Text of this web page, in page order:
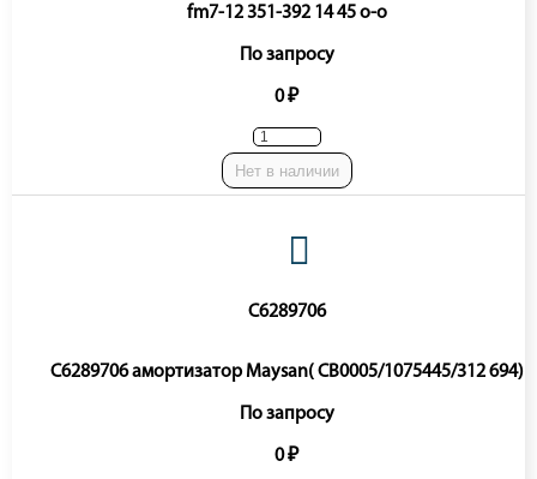
fm7-12 351-392 14 45 o-o
По запросу
0 ₽
Нет в наличии
C6289706
C6289706 амортизатор Maysan( CB0005/1075445/312 694)
По запросу
0 ₽